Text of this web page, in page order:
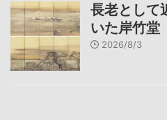
長老として
いた岸竹堂
2026/8/3